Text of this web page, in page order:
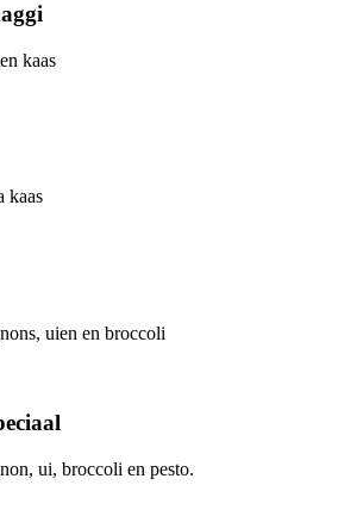
kaas
kaas
uien en broccoli
ui, broccoli en pesto.